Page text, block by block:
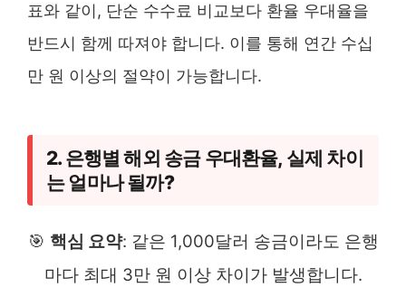
표와 같이, 단순 수수료 비교보다 환율 우대율을
반드시 함께 따져야 합니다. 이를 통해 연간 수십
만 원 이상의 절약이 가능합니다.
2. 은행별 해외 송금 우대환율, 실제 차이
는 얼마나 될까?
🎯 핵심 요약: 같은 1,000달러 송금이라도 은행
마다 최대 3만 원 이상 차이가 발생합니다.